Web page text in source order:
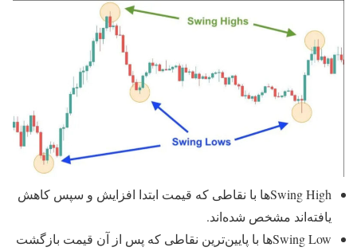
Swing Highها با نقاطی که قیمت ابتدا افزایش و سپس کاهش
یافته‌اند مشخص شده‌اند.
Swing Lowها با پایین‌ترین نقاطی که پس از آن قیمت بازگشت